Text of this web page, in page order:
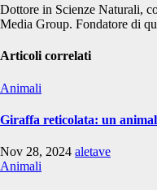
Dottore in Scienze Naturali,
Media Group. Fondatore di
Articoli correlati
Animali
Giraffa reticolata: un
Nov 28, 2024 aletave
Animali